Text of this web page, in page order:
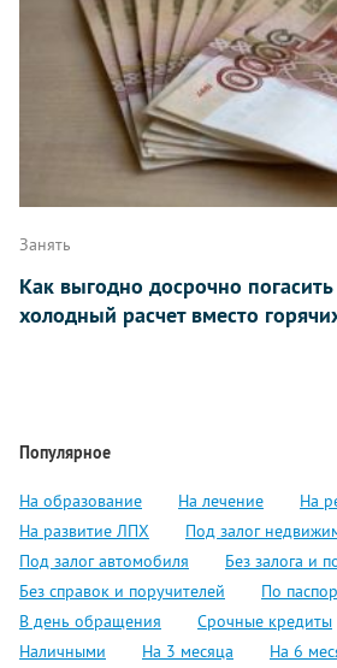
Занять
Как выгодно досрочно
холодный расчет вместо
Популярное
На образование На лечение
На
На развитие ЛПХ
Под залог
Под залог автомобиля
Без залога и
Без справок и поручителей
По
В день обращения
Срочные кредиты
Наличными
На 3 месяца На 6